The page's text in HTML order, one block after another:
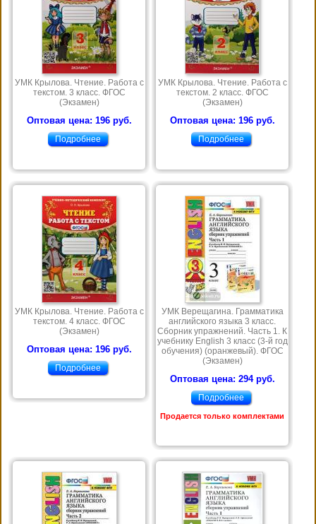
УМК Крылова. Чтение. Работа с
текстом. 3 класс. ФГОС
(Экзамен)
Оптовая цена: 196 руб.
Подробнее
УМК Крылова. Чтение. Работа с
текстом. 2 класс. ФГОС
(Экзамен)
Оптовая цена: 196 руб.
Подробнее
УМК Крылова. Чтение. Работа с
текстом. 4 класс. ФГОС
(Экзамен)
Оптовая цена: 196 руб.
Подробнее
УМК Верещагина. Грамматика
английского языка 3 класс.
Сборник упражнений. Часть 1. К
учебнику English 3 класс (3-й год
обучения) (оранжевый). ФГОС
(Экзамен)
Оптовая цена: 294 руб.
Подробнее
Продается только комплектами